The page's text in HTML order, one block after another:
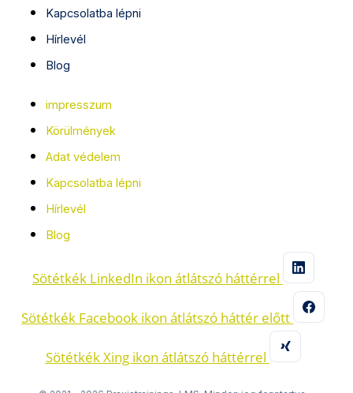
Kapcsolatba lépni
Hírlevél
Blog
impresszum
Körülmények
Adat védelem
Kapcsolatba lépni
Hírlevél
Blog
Sötétkék LinkedIn ikon átlátszó háttérrel
Sötétkék Facebook ikon átlátszó háttér előtt
Sötétkék Xing ikon átlátszó háttérrel